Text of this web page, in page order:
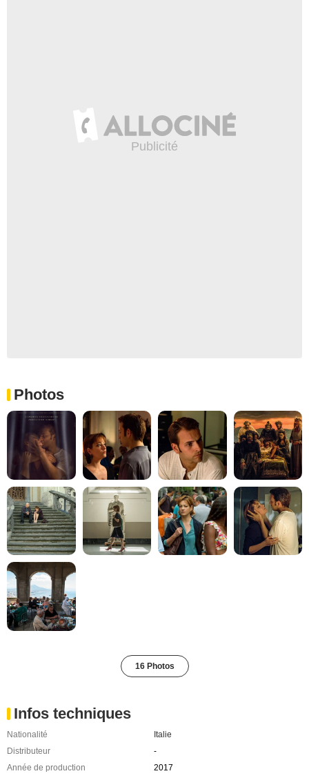
Photos
16 Photos
Infos techniques
Nationalité
Italie
Distributeur
-
Année de production
2017